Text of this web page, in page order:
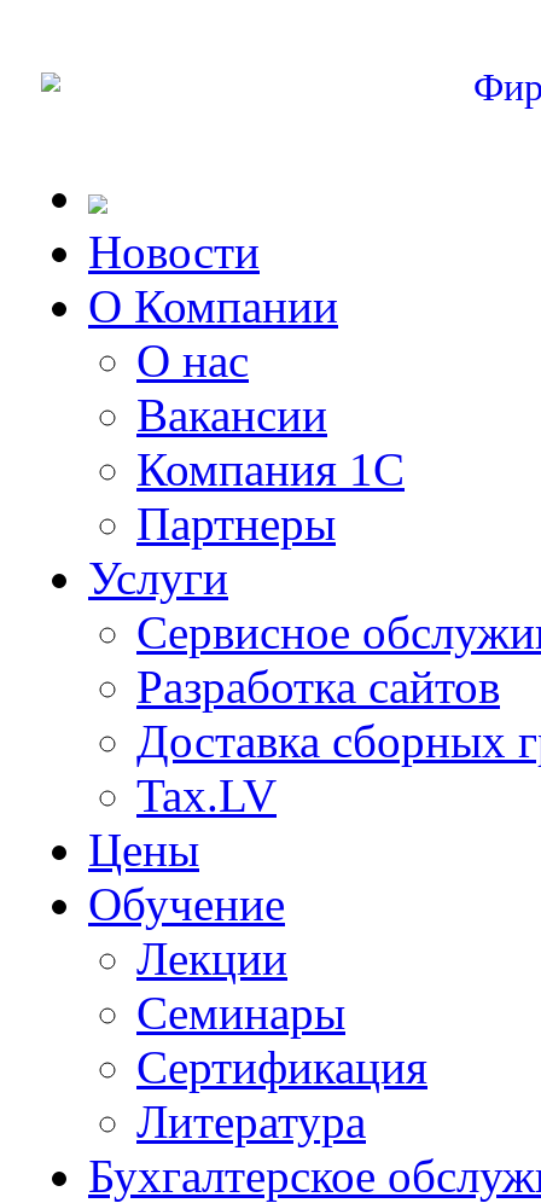
Новости
О Компании
О нас
Вакансии
Компания 1С
Партнеры
Услуги
Сервисное
Разработка сайтов
Доставка сборных
Tax.LV
Цены
Обучение
Лекции
Семинары
Сертификация
Литература
Бухгалтерское